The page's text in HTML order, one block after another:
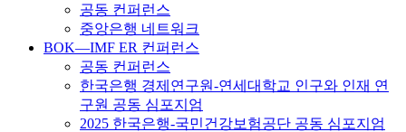
공동 컨퍼런스
중앙은행 네트워크
BOK―IMF ER 컨퍼런스
공동 컨퍼런스
한국은행 경제연구원-연세대학교 인구와 인재 연
구원 공동 심포지엄
2025 한국은행-국민건강보험공단 공동 심포지엄